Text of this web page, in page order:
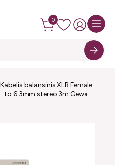
0
Kabelis balansinis XLR Female
to 6.3mm stereo 3m Gewa